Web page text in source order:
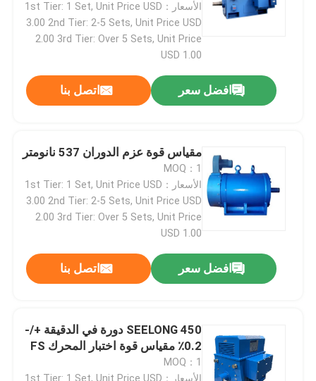
مقياس قوة عزم الدوران
دينامومتر عالي السرعة
اختبار دينامومتر المحرك
مقياس قوة اختبار المحرك
دينامومتر ناقل الحركة
مقياس دينامومتر التيار المتردد
مقعد الاختبار الديناميكي
جهاز قياس استهلاك الوقود
مقياس عزم الدوران الرقمي
الأسعار：1st Tier: 1 Set, Unit Price USD
3.00 2nd Tier: 2-5 Sets, Unit Price USD
2.00 3rd Tier: Over 5 Sets, Unit Price
USD 1.00
افضل سعر اتصل بنا
مقياس قوة عزم الدوران 537 نانومتر
MOQ：1
الأسعار：1st Tier: 1 Set, Unit Price USD
3.00 2nd Tier: 2-5 Sets, Unit Price USD
2.00 3rd Tier: Over 5 Sets, Unit Price
USD 1.00
افضل سعر اتصل بنا
SEELONG 450 دورة في الدقيقة +/-
0.2٪ مقياس قوة اختبار المحرك FS
MOQ：1
الأسعار：1st Tier: 1 Set, Unit Price USD